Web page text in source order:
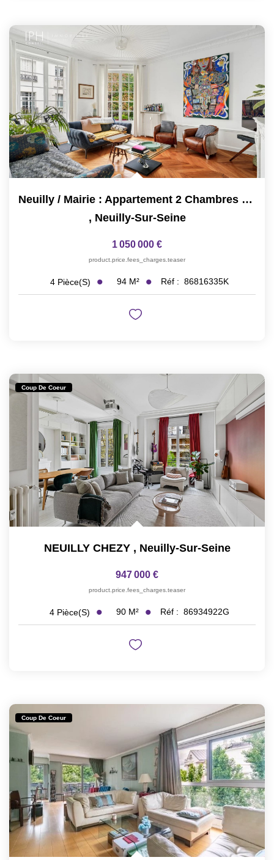
Neuilly / Mairie : Appartement 2 Chambres Refait À Neuf
, Neuilly-Sur-Seine
1 050 000 €
product.price.fees_charges.teaser
4 Pièce(s) 94 M² Réf : 86816335K
Coup De Coeur
NEUILLY CHEZY , Neuilly-Sur-Seine
947 000 €
product.price.fees_charges.teaser
4 Pièce(s) 90 M² Réf : 86934922G
Coup De Coeur